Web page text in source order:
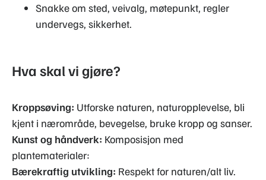
Snakke om sted, veivalg, møtepunkt, regler
undervegs, sikkerhet.
Hva skal vi gjøre?
Kroppsøving: Utforske naturen, naturopplevelse, bli
kjent i nærområde, bevegelse, bruke kropp og sanser.
Kunst og håndverk: Komposisjon med
plantematerialer:
Bærekraftig utvikling: Respekt for naturen/alt liv.